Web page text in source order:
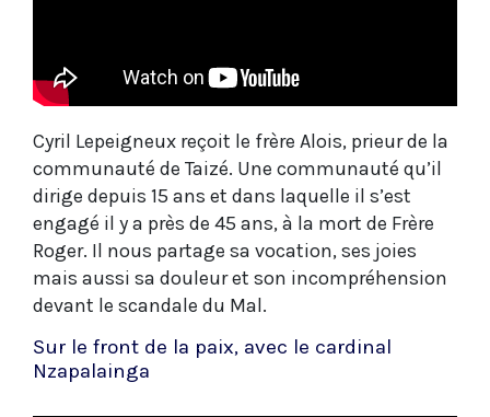
Cyril Lepeigneux reçoit le frère Alois, prieur de la
communauté de Taizé. Une communauté qu’il
dirige depuis 15 ans et dans laquelle il s’est
engagé il y a près de 45 ans, à la mort de Frère
Roger. Il nous partage sa vocation, ses joies
mais aussi sa douleur et son incompréhension
devant le scandale du Mal.
Sur le front de la paix, avec le cardinal
Nzapalainga